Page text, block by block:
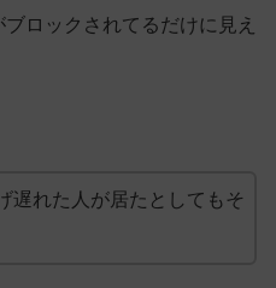
ロックされてるだけに見え
遅れた人が居たとしてもそ